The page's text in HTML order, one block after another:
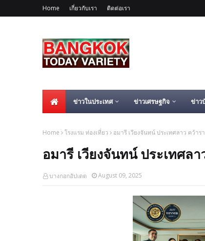
Home เกี่ยวกับเรา ติดต่อเรา
ข่าวในประเทศ ข่าวเศรษฐกิจ ข่าว
Home โรงแรม ท่องเที่ยว อมารี เวียงจันทน์ ประเทศลาว คว้าร
อมารี เวียงจันทน์ ประเทศล
บางกอกอัปเดต August 09, 2025